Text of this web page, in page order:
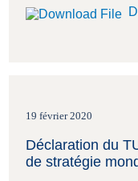
19 février 2020
Déclaration du
de stratégie